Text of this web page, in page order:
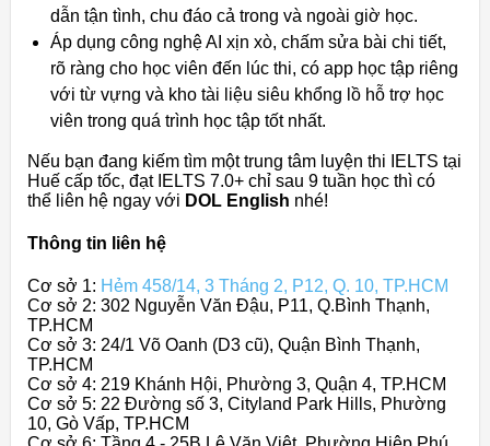
dẫn tận tình, chu đáo cả trong và ngoài giờ học.
Áp dụng công nghệ AI xịn xò, chấm sửa bài chi tiết,
rõ ràng cho học viên đến lúc thi, có app học tập riêng
với từ vựng và kho tài liệu siêu khổng lồ hỗ trợ học
viên trong quá trình học tập tốt nhất.
Nếu bạn đang kiếm tìm một trung tâm luyện thi IELTS tại
Huế cấp tốc, đạt IELTS 7.0+ chỉ sau 9 tuần học thì có
thể liên hệ ngay với DOL English nhé!
Thông tin liên hệ
Cơ sở 1: Hẻm 458/14, 3 Tháng 2, P12, Q. 10, TP.HCM
Cơ sở 2: 302 Nguyễn Văn Đậu, P11, Q.Bình Thạnh,
TP.HCM
Cơ sở 3: 24/1 Võ Oanh (D3 cũ), Quận Bình Thạnh,
TP.HCM
Cơ sở 4: 219 Khánh Hội, Phường 3, Quận 4, TP.HCM
Cơ sở 5: 22 Đường số 3, Cityland Park Hills, Phường
10, Gò Vấp, TP.HCM